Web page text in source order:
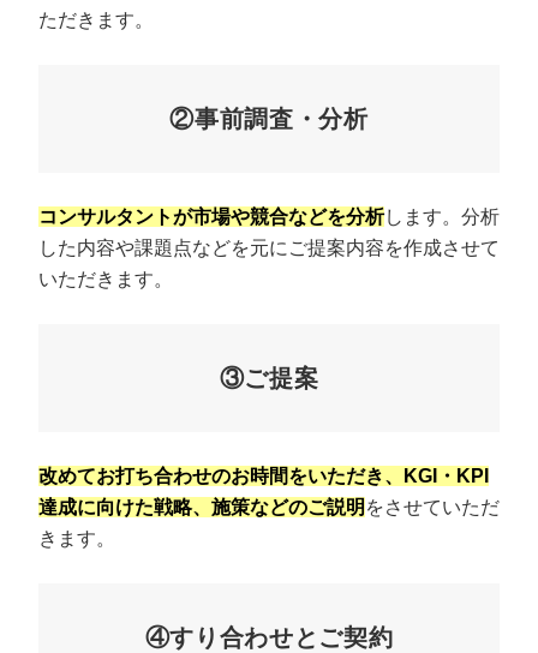
ただきます。
②事前調査・分析
コンサルタントが市場や競合などを分析します。分析
した内容や課題点などを元にご提案内容を作成させて
いただきます。
③ご提案
改めてお打ち合わせのお時間をいただき、KGI・KPI
達成に向けた戦略、施策などのご説明 をさせていただ
きます。
④すり合わせとご契約